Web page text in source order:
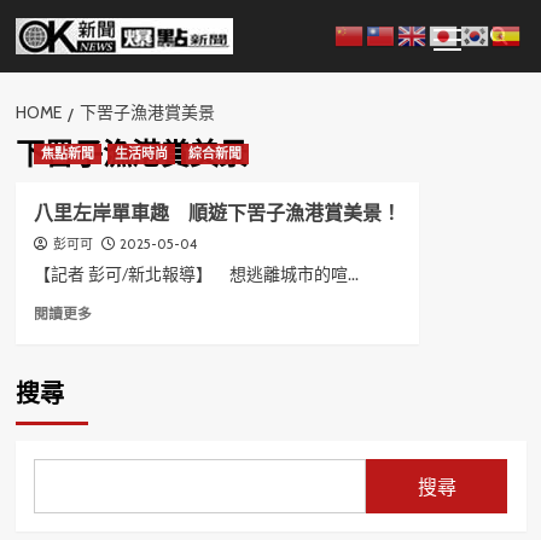
Skip
content
Menu
HOME 下罟子漁港賞美景
下罟子漁港賞美景
焦點新聞 生活時尚 綜合新聞
八里左岸單車趣 順遊下罟子漁港賞美景！
彭可可 2025-05-04
【記者 彭可/新北報導】 想逃離城市的喧...
閱讀更多Read
趣
搜尋
搜尋